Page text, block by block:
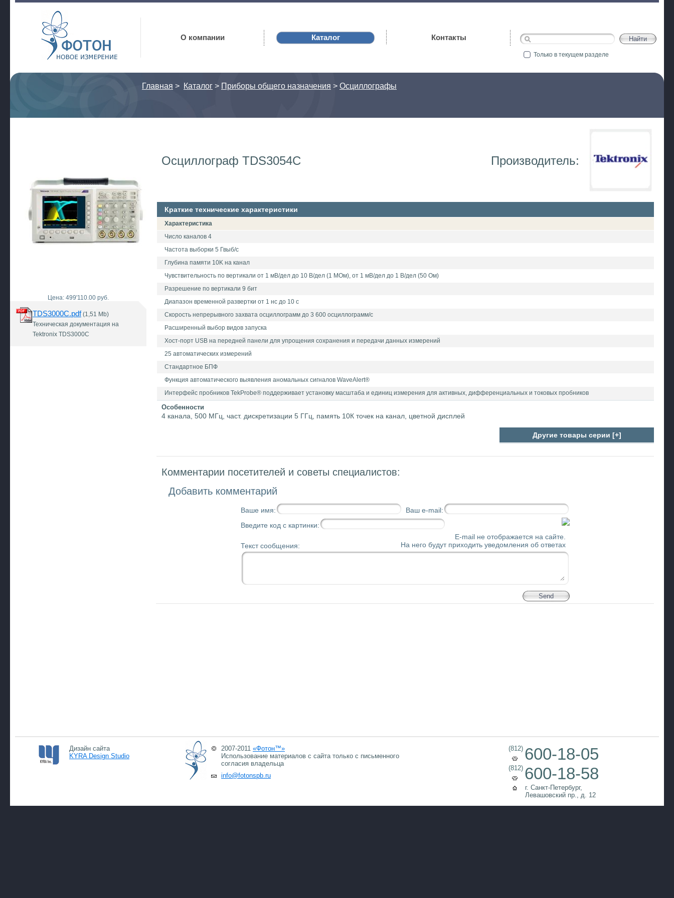
Фотон
О компании Каталог Контакты
Только в текущем разделе
Главная > Каталог > Приборы общего назначения > Осциллографы
Цена: 499'110.00 руб.
TDS3000C.pdf(1,51 Mb)
Техническая документация на
Tektronix TDS3000C
Осциллограф TDS3054C Производитель:
Краткие технические характеристики
Характеристика
Число каналов 4
Частота выборки 5 Гвыб/с
Глубина памяти 10K на канал
Чувствительность по вертикали от 1 мВ/дел до 10 В/дел (1 МОм), от 1 мВ/дел до 1 В/дел (50 Ом)
Разрешение по вертикали 9 бит
Диапазон временной развертки от 1 нс до 10 с
Скорость непрерывного захвата осциллограмм до 3 600 осциллограмм/с
Расширенный выбор видов запуска
Хост-порт USB на передней панели для упрощения сохранения и передачи данных измерений
25 автоматических измерений
Стандартное БПФ
Функция автоматического выявления аномальных сигналов WaveAlert®
Интерфейс пробников TekProbe® поддерживает установку масштаба и единиц измерения для активных, дифференциальных и токовых пробников
Особенности
4 канала, 500 МГц, част. дискретизации 5 ГГц, память 10К точек на канал, цветной дисплей
Другие товары серии [+]
Комментарии посетителей и советы специалистов:
Добавить комментарий
Ваше имя:
Ваш e-mail:
Введите код с картинки:
Текст сообщения:
E-mail не отображается на сайте.
На него будут приходить уведомления об ответах
Дизайн сайта
KYRA Design Studio
2007-2011 «Фотон™»
Использование материалов с сайта только с письменного
согласия владельца
info@fotonspb.ru
(812) 600-18-05
(812) 600-18-58
г. Санкт-Петербург,
Левашовский пр., д. 12